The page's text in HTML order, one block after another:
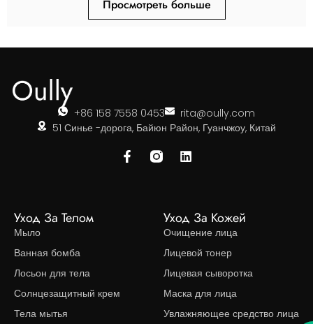
Просмотреть больше
+86 158 7558 0453
rita@oully.com
51 Синье -дорога, Байюн Район, Гуанчжоу, Китай
Уход За Телом
Мыло
Ванная бомба
Лосьон для тела
Солнцезащитный крем
Тела мытья
Уход За Кожей
Очищение лица
Лицевой тонер
Лицевая сыворотка
Маска для лица
Увлажняющее средство лица